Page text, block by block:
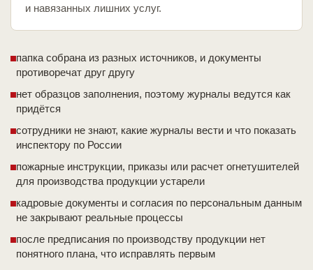
и навязанных лишних услуг.
папка собрана из разных источников, и документы
противоречат друг другу
нет образцов заполнения, поэтому журналы ведутся как
придётся
сотрудники не знают, какие журналы вести и что показать
инспектору по России
пожарные инструкции, приказы или расчет огнетушителей
для производства продукции устарели
кадровые документы и согласия по персональным данным
не закрывают реальные процессы
после предписания по производству продукции нет
понятного плана, что исправлять первым